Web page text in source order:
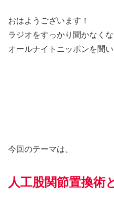
おはようございます！
ラジオをすっかり聞かなく
オールナイトニッポンを聞
今回のテーマは、
人工股関節置換術